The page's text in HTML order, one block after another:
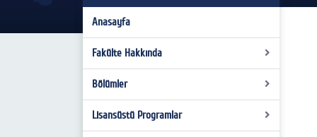
Anasayfa
Fakülte Hakkında
Dekanımızın Mesajı
Tanıtım
Bölümler
İktisat
Lisansüstü Programlar